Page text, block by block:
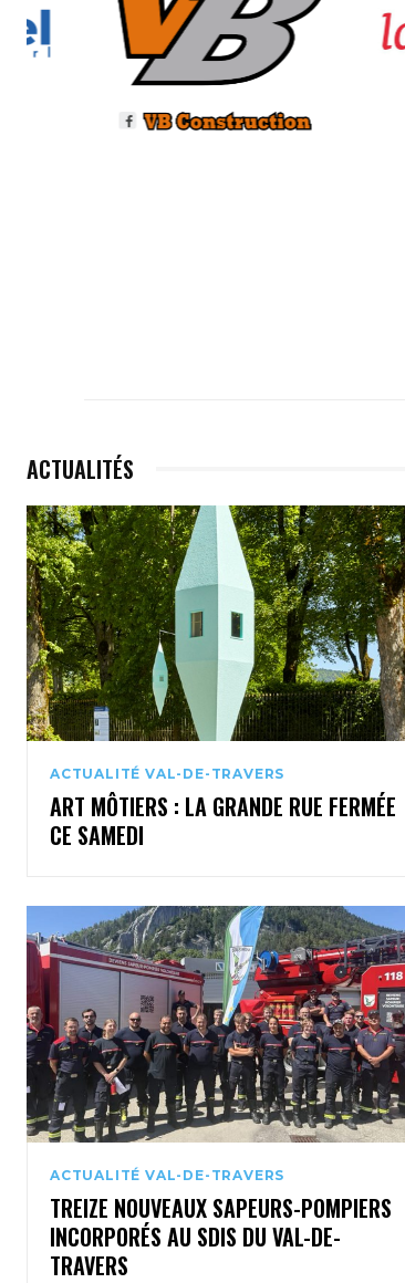
ACTUALITÉS
ACTUALITÉ VAL-DE-TRAVERS
ART MÔTIERS : LA GRANDE RUE FERMÉE
CE SAMEDI
ACTUALITÉ VAL-DE-TRAVERS
TREIZE NOUVEAUX SAPEURS-POMPIERS
INCORPORÉS AU SDIS DU VAL-DE-
TRAVERS